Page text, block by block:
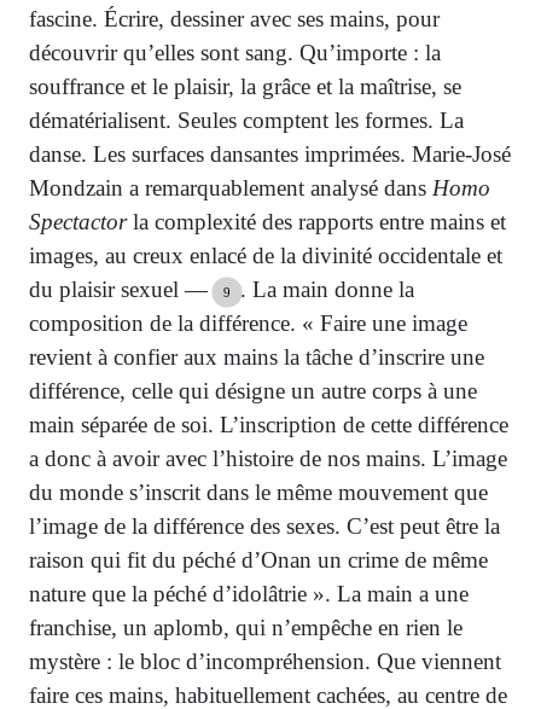
fascine. Écrire, dessiner avec ses mains, pour
découvrir qu’elles sont sang. Qu’importe : la
souffrance et le plaisir, la grâce et la maîtrise, se
dématérialisent. Seules comptent les formes. La
danse. Les surfaces dansantes imprimées. Marie-José
Mondzain a remarquablement analysé dans Homo
Spectactorla complexité des rapports entre mains et
images, au creux enlacé de la divinité occidentale et
du plaisir sexuel —
9
. La main donne la
composition de la différence. « Faire une image
revient à confier aux mains la tâche d’inscrire une
différence, celle qui désigne un autre corps à une
main séparée de soi. L’inscription de cette différence
a donc à avoir avec l’histoire de nos mains. L’image
du monde s’inscrit dans le même mouvement que
l’image de la différence des sexes. C’est peut être la
raison qui fit du péché d’Onan un crime de même
nature que la péché d’idolâtrie ». La main a une
franchise, un aplomb, qui n’empêche en rien le
mystère : le bloc d’incompréhension. Que viennent
faire ces mains, habituellement cachées, au centre de